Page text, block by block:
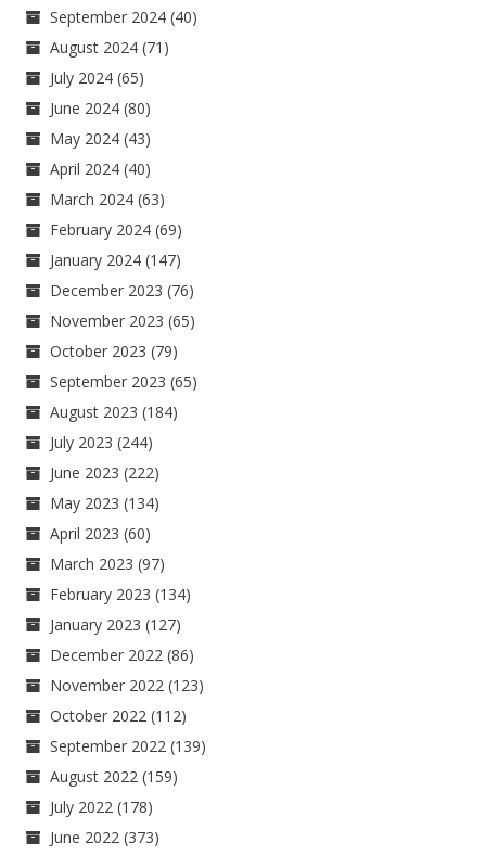
September 2024 (40)
August 2024 (71)
July 2024 (65)
June 2024 (80)
May 2024 (43)
April 2024 (40)
March 2024 (63)
February 2024 (69)
January 2024 (147)
December 2023 (76)
November 2023 (65)
October 2023 (79)
September 2023 (65)
August 2023 (184)
July 2023 (244)
June 2023 (222)
May 2023 (134)
April 2023 (60)
March 2023 (97)
February 2023 (134)
January 2023 (127)
December 2022 (86)
November 2022 (123)
October 2022 (112)
September 2022 (139)
August 2022 (159)
July 2022 (178)
June 2022 (373)